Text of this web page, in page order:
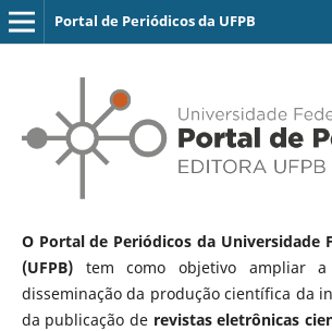
Portal de Periódicos da UFPB
O Portal de Periódicos da Universidade
(UFPB)tem como objetivo ampliar
disseminação da produção científica da
da publicação de revistas eletrônicas